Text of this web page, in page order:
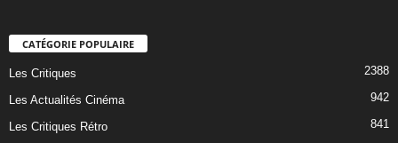
CATÉGORIE POPULAIRE
Les Critiques 2388
Les Actualités Cinéma 942
Les Critiques Rétro 841